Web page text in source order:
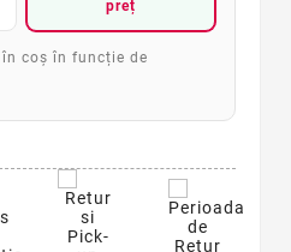
preț
coș în funcție de